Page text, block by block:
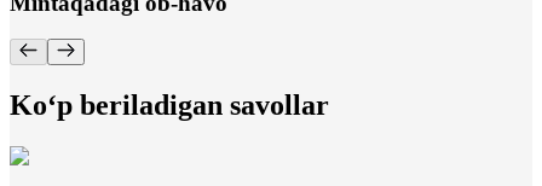
Ko‘p beriladigan savollar